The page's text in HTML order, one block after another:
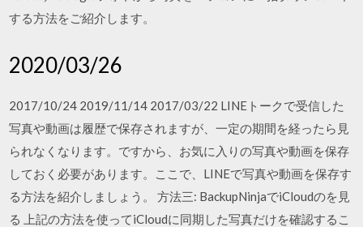
する方法をご紹介します。
2020/03/26
2017/10/24 2019/11/14 2017/03/22 LINEトークで受信した
写真や動画は履歴で保存されますが、一定の期間を経ったら見
られなくなります。ですから、お気に入りの写真や動画を保存
しておく必要があります。ここで、LINEで写真や動画を保存す
る方法を紹介しましょう。 方法三: BackupNinjaでiCloudのを見
る 上記の方法を使ってiCloudに同期した写真だけを確認するこ